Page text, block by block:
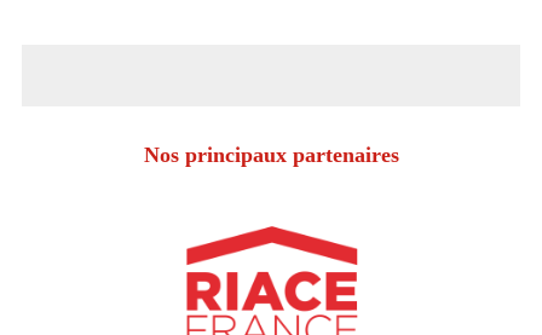
Nos principaux partenaires